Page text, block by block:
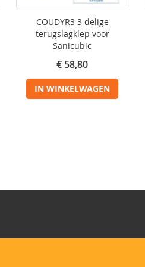
COUDYR3 3 delige
terugslagklep voor
Sanicubic
€ 58,80
IN WINKELWAGEN